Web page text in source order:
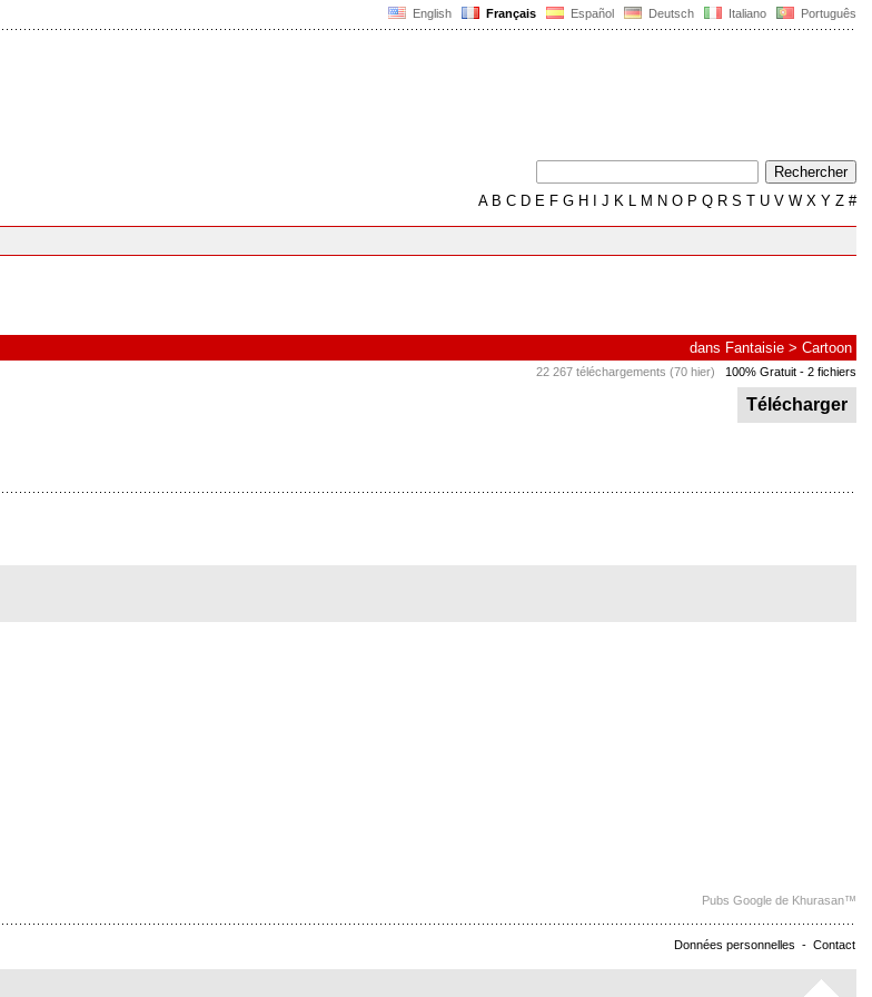
English Français Español Deutsch Italiano Português
AB C D E F G H J K L M N O P Q R S T U V W X Y Z #
dans Fantaisie > Cartoon
22 267 téléchargements (70 hier) 100% Gratuit - 2 fichiers
Télécharger
Pubs Google de Khurasan™
Données personnelles - Contact